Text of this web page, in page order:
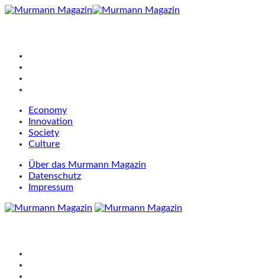
Economy
Innovation
Society
Culture
Über das Murmann Magazin
Datenschutz
Impressum